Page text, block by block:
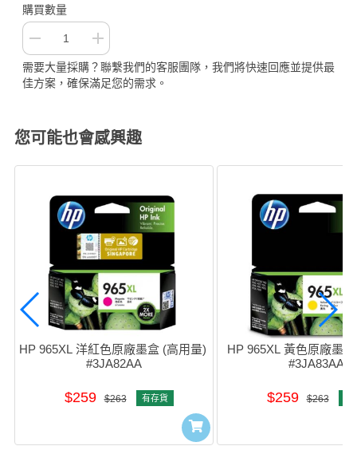
購買數量
需要大量採購？聯繫我們的客服團隊，我們將快速回應並提供最
佳方案，確保滿足您的需求。
您可能也會感興趣
HP 965XL 洋紅色原廠墨盒 (高用量)
#3JA82AA
$259 $263 有存貨
HP 965XL 黃色原廠墨
#3JA83AA
$259 $263